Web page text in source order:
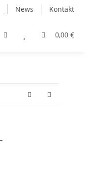
News Kontakt
0,00 €